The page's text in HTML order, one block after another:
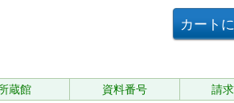
蔵館 資料番号
請